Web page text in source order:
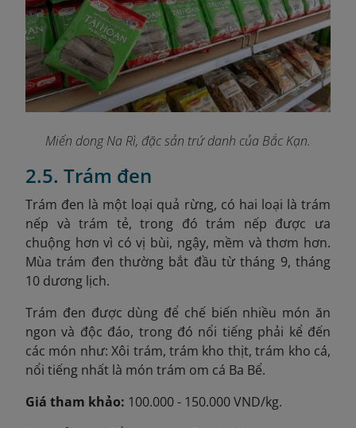
Miến dong Na Rì, đặc sản trứ danh của Bắc Kạn.
2.5. Trám đen
Trám đen là một loại quả rừng, có hai loại là trám
nếp và trám tẻ, trong đó trám nếp được ưa
chuộng hơn vì có vị bùi, ngậy, mềm và thơm hơn.
Mùa trám đen thường bắt đầu từ tháng 9, tháng
10 dương lịch.
Trám đen được dùng để chế biến nhiều món ăn
ngon và độc đáo, trong đó nổi tiếng phải kể đến
các món như: Xôi trám, trám kho thịt, trám kho cá,
nổi tiếng nhất là món trám om cá Ba Bể.
Giá tham khảo: 100.000 - 150.000 VND/kg.